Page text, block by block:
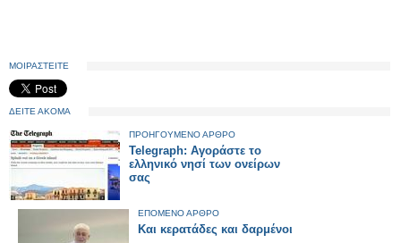
ΜΟΙΡΑΣΤΕΙΤΕ
ΔΕΙΤΕ ΑΚΟΜΑ
ΠΡΟΗΓΟΥΜΕΝΟ ΑΡΘΡΟ
Telegraph: Αγοράστε το
ελληνικό νησί των ονείρων
σας
ΕΠΟΜΕΝΟ ΑΡΘΡΟ
Και κερατάδες και δαρμένοι